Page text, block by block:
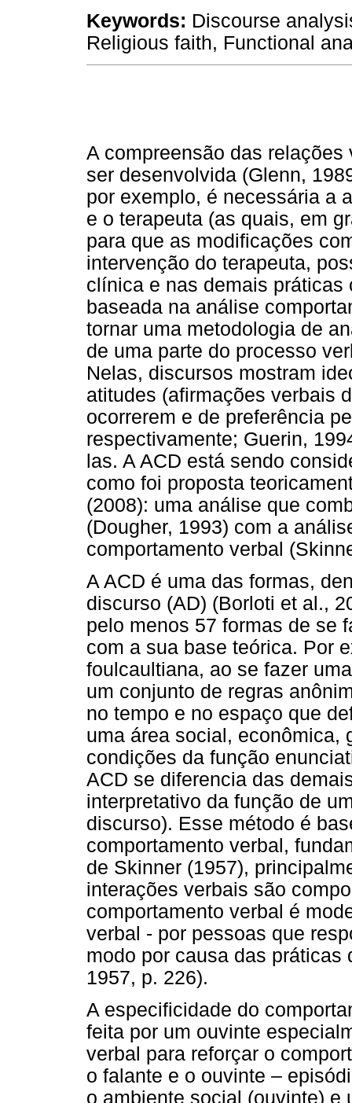
Keywords: Discourse
Religious faith, Functional
A compreensão das
ser desenvolvida (Glenn,
por exemplo, é necessária a
e o terapeuta (as quais, em
para que as modificações
intervenção do terapeuta,
clínica e nas demais
baseada na análise
tornar uma metodologia de
de uma parte do processo
Nelas, discursos mostram
atitudes (afirmações verbais
ocorrerem e de preferência
respectivamente; Guerin,
las. A ACD está sendo
como foi proposta
(2008): uma análise que
(Dougher, 1993) com a
comportamento verbal
A ACD é uma das formas,
discurso (AD) (Borloti et al.,
pelo menos 57 formas de se
com a sua base teórica. Por
foulcaultiana, ao se fazer
um conjunto de regras
no tempo e no espaço que
uma área social, econômica,
condições da função
ACD se diferencia das
interpretativo da função de
discurso). Esse método é
comportamento verbal,
de Skinner (1957),
interações verbais são
comportamento verbal é
verbal - por pessoas que
modo por causa das práticas
1957, p. 226).
A especificidade do
feita por um ouvinte
verbal para reforçar o
o falante e o ouvinte –
o ambiente social (ouvinte) e